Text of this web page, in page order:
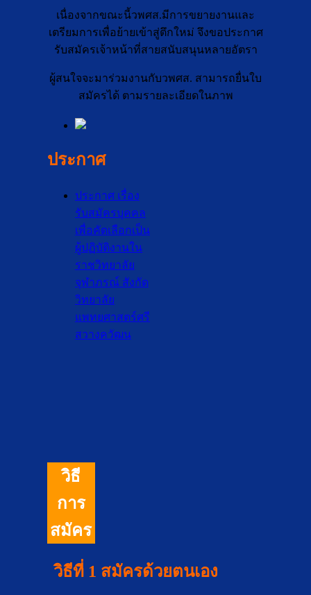
เนื่องจากขณะนี้วพศส.มีการขยายงานและ
เตรียมการเพื่อย้ายเข้าสู่ตึกใหม่ จึงขอประกาศ
รับสมัครเจ้าหน้าที่สายสนับสนุนหลายอัตรา
ผู้สนใจจะมาร่วมงานกับวพศส. สามารถยื่นใบ
สมัครได้ ตามรายละเอียดในภาพ
ประกาศ
ประกาศ เรื่อง
รับสมัครบุคคล
เพื่อคัดเลือกเป็น
ผู้ปฏิบัติงานใน
ราชวิทยาลัย
จุฬาภรณ์ สังกัด
วิทยาลัย
แพทยศาสตร์ศรี
สวางควัฒน
วิธี
การ
สมัคร
วิธีที่ 1 สมัครด้วยตนเอง